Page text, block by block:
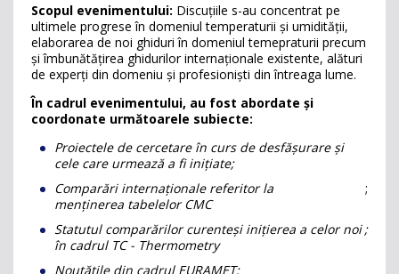
Scopul evenimentului: Discuțiile s-au concentrat pe
ultimele progrese în domeniul temperaturii și umidității,
elaborarea de noi ghiduri în domeniul temepraturii precum
și îmbunătățirea ghidurilor internaționale existente, alături
de experți din domeniu și profesioniști din întreaga lume.
În cadrul evenimentului, au fost abordate și
coordonate următoarele subiecte:
Proiectele de cercetare în curs de desfășurare și
cele care urmează a fi inițiate;
Comparări internaționale referitor la
menținerea tabelelor CMC
;
Statutul comparărilor curenteși inițierea a celor noi
în cadrul TC - Thermometry
;
Noutățile din cadrul EURAMET;